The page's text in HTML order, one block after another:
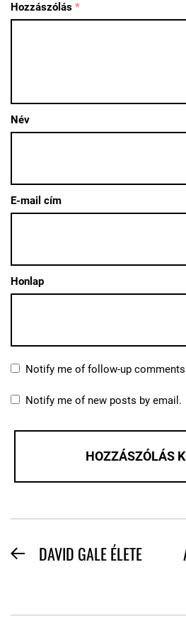
Hozzászólás *
Név
E-mail cím
Honlap
Notify me of follow-up
Notify me of new posts by email.
BEJEGYZÉS
PreviousDAVID GALE ÉLETE